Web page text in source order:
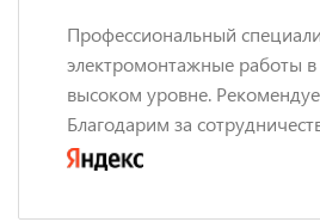
Профессиональный
электромонтажные работы в
высоком уровне.
Благодарим за